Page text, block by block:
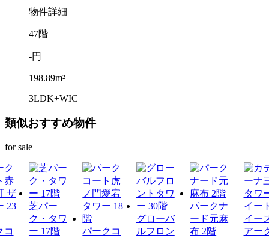
物件詳細
47階
-円
198.89m²
3LDK+WIC
類似おすすめ物件
for sale
コ
芝パー
ク・タワ
ー 17階
パークコ
グローバ
ルフロン
パークナ
ード元麻
布 2階